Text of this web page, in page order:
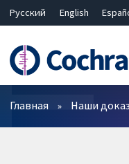
Русский English
Bahasa Malaysia
ไทย
简体中文
Фильтры
Главная Наши